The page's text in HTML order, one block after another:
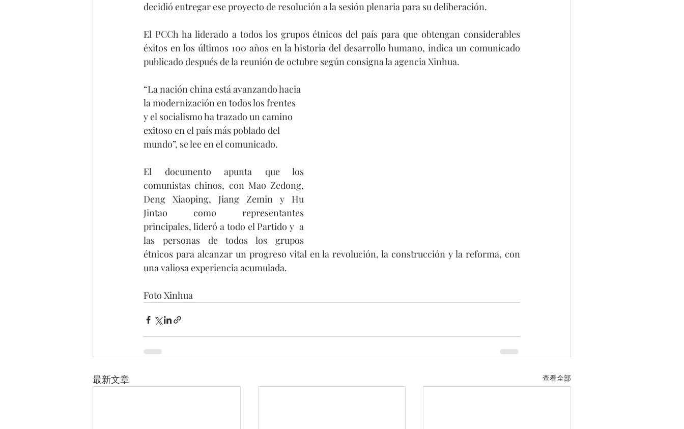
decidió entregar ese proyecto de resolución a la sesión plenaria para su deliberación.
El PCCh ha liderado a todos los grupos étnicos del país para que obtengan considerables
éxitos en los últimos 100 años en la historia del desarrollo humano, indica un comunicado
publicado después de la reunión de octubre según consigna la agencia Xinhua.
“La nación china está avanzando hacia
la modernización en todos los frentes
y el socialismo ha trazado un camino
exitoso en el país más poblado del
mundo”, se lee en el comunicado.
El documento apunta que los
comunistas chinos, con Mao Zedong,
Deng Xiaoping, Jiang Zemin y Hu
Jintao como representantes
principales, lideró a todo el Partido y  a
las personas de todos los grupos
étnicos para alcanzar un progreso vital en la revolución, la construcción y la reforma, con
una valiosa experiencia acumulada.
Foto Xinhua
最新文章 查看全部